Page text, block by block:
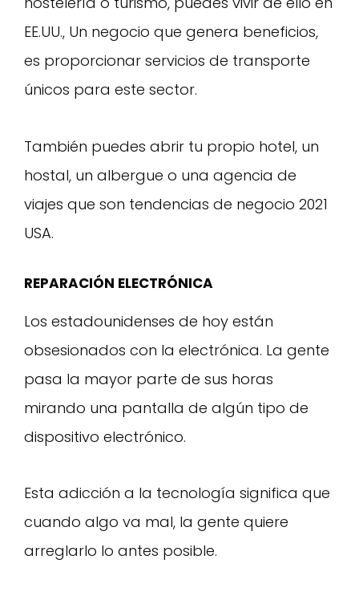
EE.UU., Un negocio que genera beneficios,
es proporcionar servicios de transporte
únicos para este sector.
También puedes abrir tu propio hotel, un
hostal, un albergue o una agencia de
viajes que son tendencias de negocio 2021
USA.
REPARACIÓN ELECTRÓNICA
Los estadounidenses de hoy están
obsesionados con la electrónica. La gente
pasa la mayor parte de sus horas
mirando una pantalla de algún tipo de
dispositivo electrónico.
Esta adicción a la tecnología significa que
cuando algo va mal, la gente quiere
arreglarlo lo antes posible.